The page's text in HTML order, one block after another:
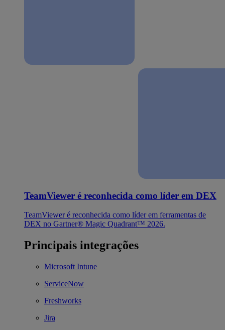
TeamViewer é reconhecida como líder em DEX
TeamViewer é reconhecida como líder em ferramentas de
DEX no Gartner® Magic Quadrant™ 2026.
Principais integrações
Microsoft Intune
ServiceNow
Freshworks
Jira